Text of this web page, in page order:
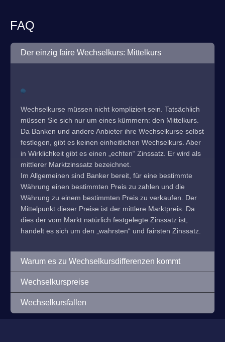
FAQ
Der einzig faire Wechselkurs: Mittelkurs
Wechselkurse müssen nicht kompliziert sein. Tatsächlich
müssen Sie sich nur um eines kümmern: den Mittelkurs.
Da Banken und andere Anbieter ihre Wechselkurse selbst
festlegen, gibt es keinen einheitlichen Wechselkurs. Aber
in Wirklichkeit gibt es einen „echten“ Zinssatz. Er wird als
mittlerer Marktzinssatz bezeichnet.
Im Allgemeinen sind Banker bereit, für eine bestimmte
Währung einen bestimmten Preis zu zahlen und die
Währung zu einem bestimmten Preis zu verkaufen. Der
Mittelpunkt dieser Preise ist der mittlere Marktpreis. Da
dies der vom Markt natürlich festgelegte Zinssatz ist,
handelt es sich um den „wahrsten“ und fairsten Zinssatz.
Warum es zu Wechselkursdifferenzen kommt
Wechselkurspreise
Wechselkursfallen